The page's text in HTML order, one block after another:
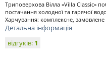
Триповерхова Вілла «Villa Classic»
постачання холодної та гарячої
Харчування: комплексне,
Детальна інформація
відгуків: 1